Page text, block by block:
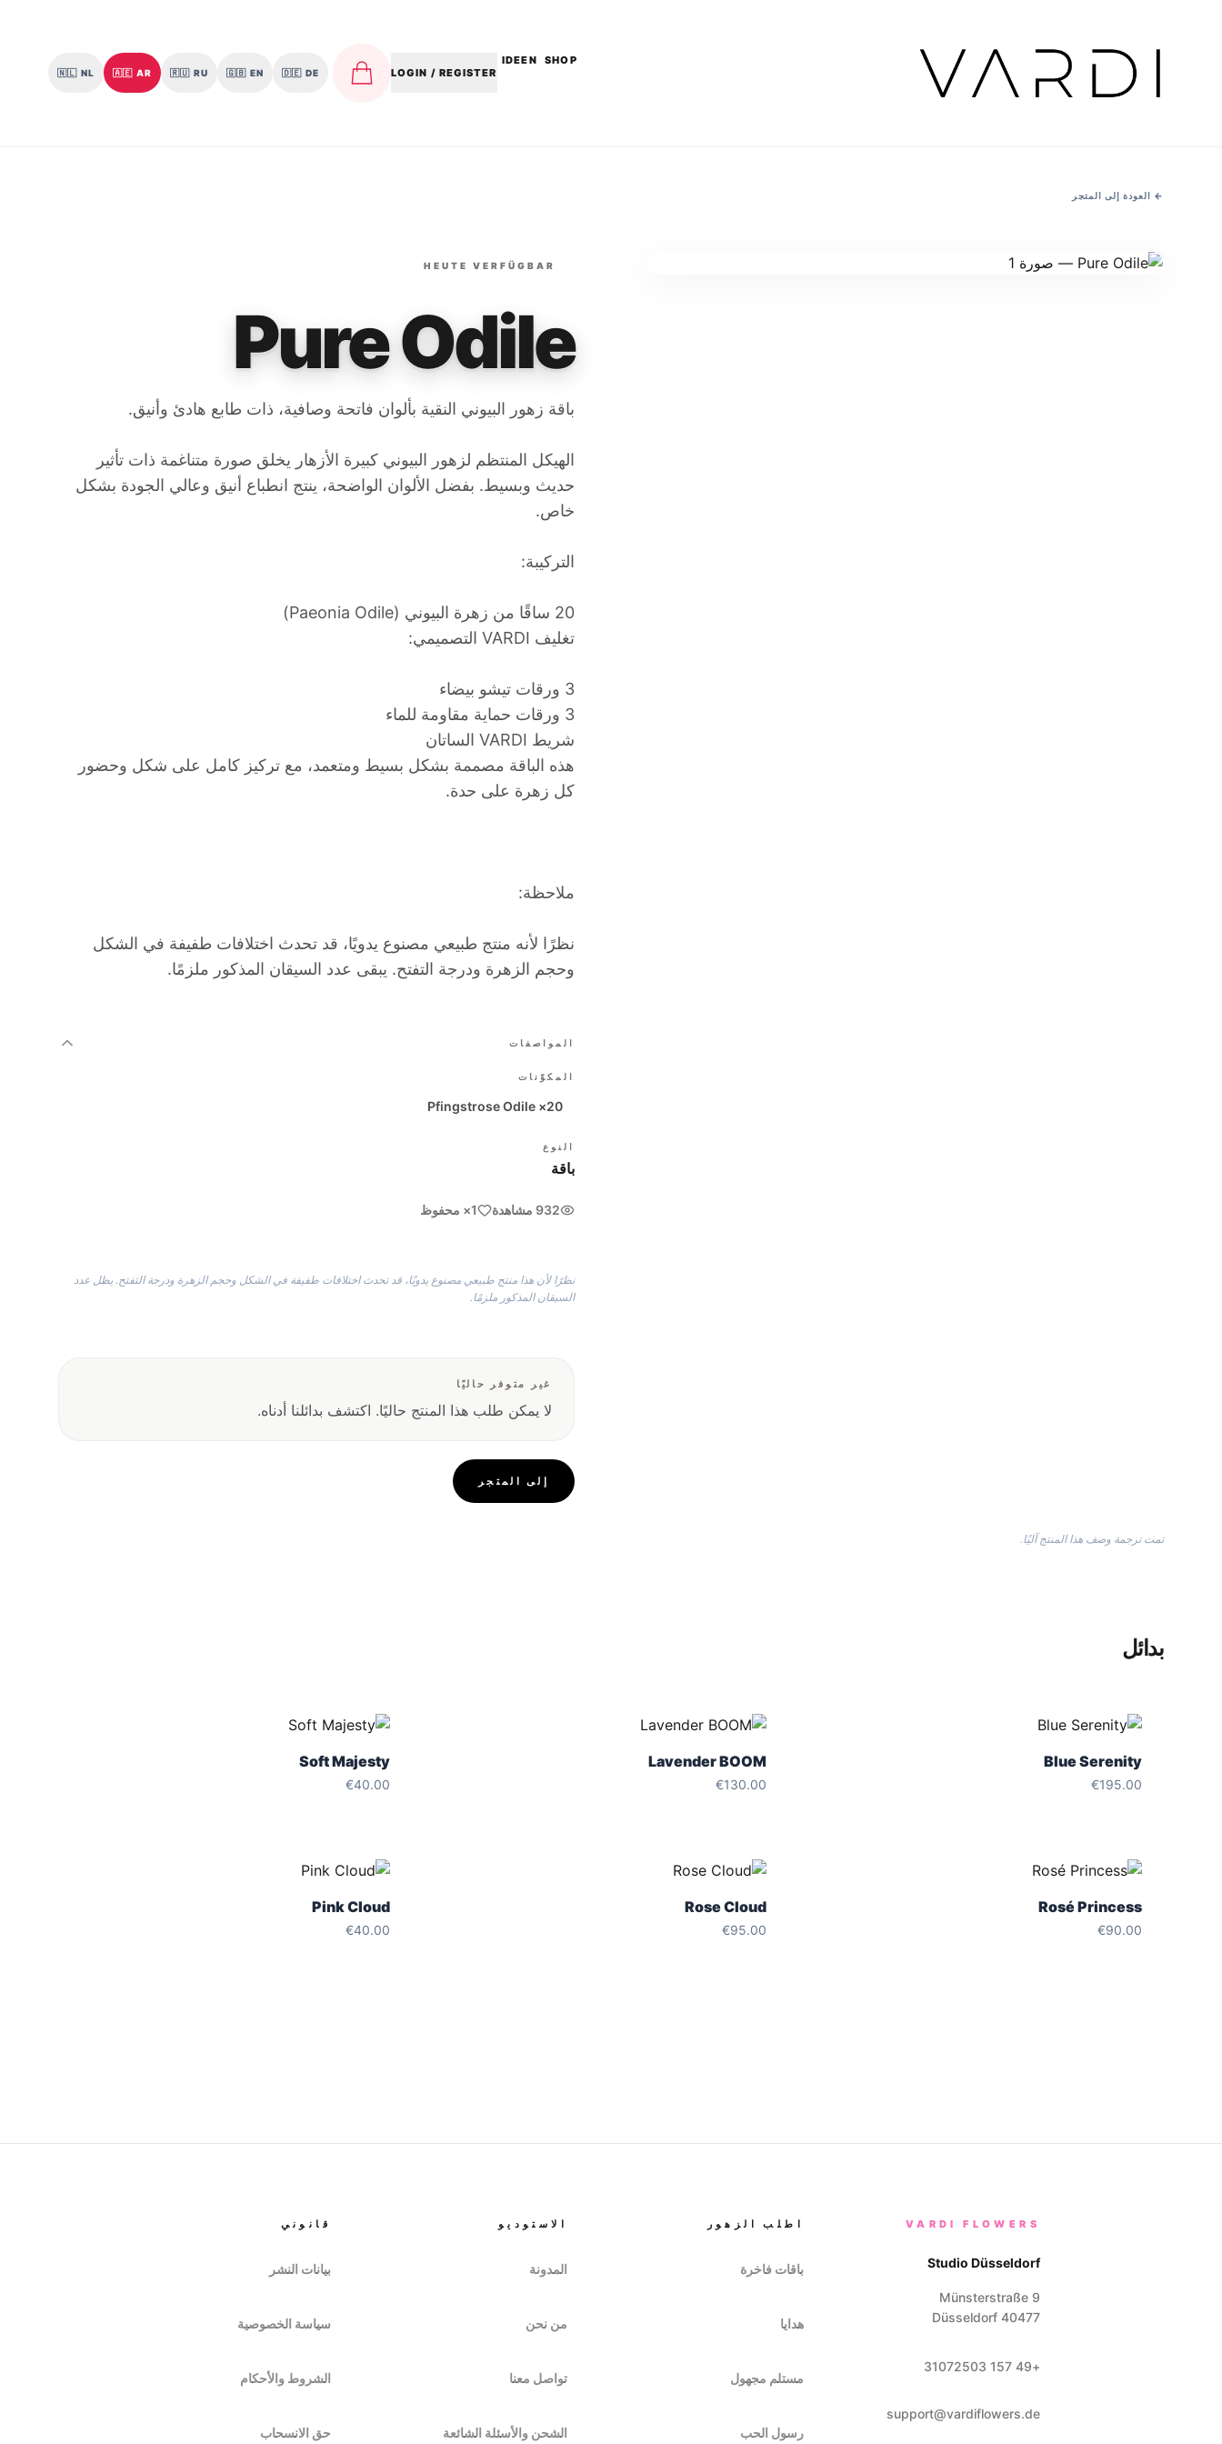
SHOP
IDEEN
LOGIN / REGISTER
🇩🇪 DE
🇬🇧 EN
🇷🇺 RU
🇦🇪 AR
🇳🇱 NL
← العودة إلى المتجر
HEUTE VERFÜGBAR
Pure Odile
باقة زهور البيوني النقية بألوان فاتحة وصافية، ذات طابع هادئ وأنيق.
الهيكل المنتظم لزهور البيوني كبيرة الأزهار يخلق صورة متناغمة ذات تأثير
حديث وبسيط. بفضل الألوان الواضحة، ينتج انطباع أنيق وعالي الجودة بشكل
خاص.
التركيبة:
20 ساقًا من زهرة البيوني (Paeonia Odile)
تغليف VARDI التصميمي:
3 ورقات تيشو بيضاء
3 ورقات حماية مقاومة للماء
شريط VARDI الساتان
هذه الباقة مصممة بشكل بسيط ومتعمد، مع تركيز كامل على شكل وحضور
كل زهرة على حدة.
ملاحظة:
نظرًا لأنه منتج طبيعي مصنوع يدويًا، قد تحدث اختلافات طفيفة في الشكل
وحجم الزهرة ودرجة التفتح. يبقى عدد السيقان المذكور ملزمًا.
المواصفات
المكوّنات
20× Pfingstrose Odile
النوع
باقة
932 مشاهدة 1× محفوظ
نظرًا لأن هذا منتج طبيعي مصنوع يدويًا، قد تحدث اختلافات طفيفة في الشكل وحجم الزهرة ودرجة التفتح. يظل عدد
السيقان المذكور ملزمًا.
غير متوفر حاليًا
لا يمكن طلب هذا المنتج حاليًا. اكتشف بدائلنا أدناه.
إلى المتجر
تمت ترجمة وصف هذا المنتج آليًا.
بدائل
Blue Serenity
€195.00
Lavender BOOM
€130.00
Soft Majesty
€40.00
Rosé Princess
€90.00
Rose Cloud
€95.00
Pink Cloud
€40.00
VARDI FLOWERS
Studio Düsseldorf
Münsterstraße 9
40477
Düsseldorf
+49 157 31072503
support@vardiflowers.de
اطلب الزهور
باقات فاخرة
هدايا
مستلم مجهول
رسول الحب
الاستوديو
المدونة
من نحن
تواصل معنا
الشحن والأسئلة الشائعة
قانوني
بيانات النشر
سياسة الخصوصية
الشروط والأحكام
حق الانسحاب